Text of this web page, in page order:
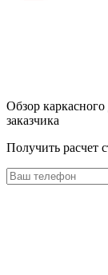
Обзор
заказчика
Получить расчет